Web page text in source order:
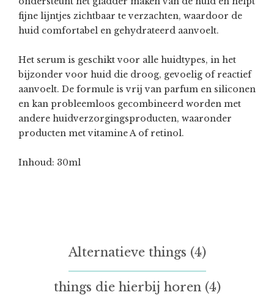
fijne lijntjes zichtbaar te verzachten, waardoor de
huid comfortabel en gehydrateerd aanvoelt.
Het serum is geschikt voor alle huidtypes, in het
bijzonder voor huid die droog, gevoelig of reactief
aanvoelt. De formule is vrij van parfum en siliconen
en kan probleemloos gecombineerd worden met
andere huidverzorgingsproducten, waaronder
producten met vitamine A of retinol.
Inhoud: 30ml
Alternatieve things (4)
things die hierbij horen (4)